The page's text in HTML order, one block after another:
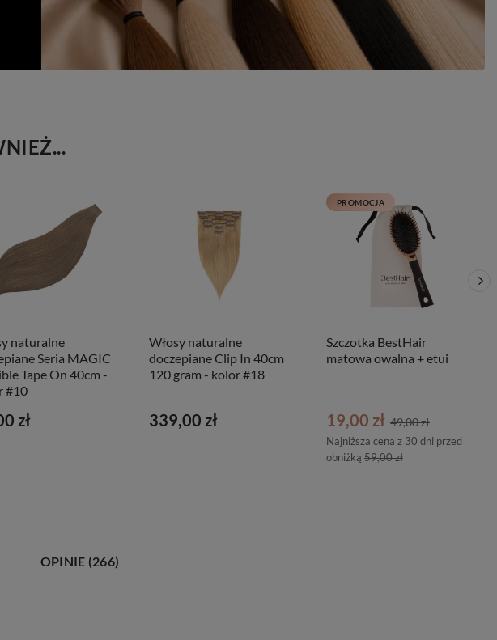
naturalne
Seria MAGIC
Tape On 40cm -
#10
zł
Włosy naturalne
doczepiane Clip In 40cm
120 gram - kolor #18
339,00 zł
PROMOCJA
Szczotka BestHair
matowa owalna + etui
19,00 zł
Najniższa cena z 30 dni przed
obniżką 59,00 zł
49,00 zł
OPINIE (266)